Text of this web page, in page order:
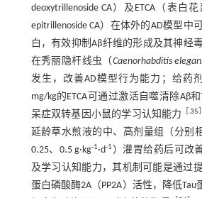
deoxytrillenoside CA）及ETCA（表白
epitrillenoside CA）在体外的AD模型中
白，有效抑制Aβ纤维的形成及其神经毒
在秀丽隐杆线虫（Caenorhabditis
发生，改善AD模型行为能力；给药
mg/kg的ETCA可通过激活自噬清除Aβ
呆症双转基因小鼠的学习认知能力
35
延龄草水煎液的中、高剂量组（分别
0.25、0.5 g·kg-1·d-1 ）灌胃给药后可改
及学习认知能力，其机制可能是通过
蛋白磷酸酶2A（PP2A）活性，降低